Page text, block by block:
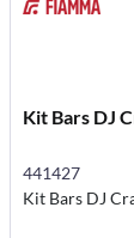
Kit Bars DJ
441427
Kit Bars DJ